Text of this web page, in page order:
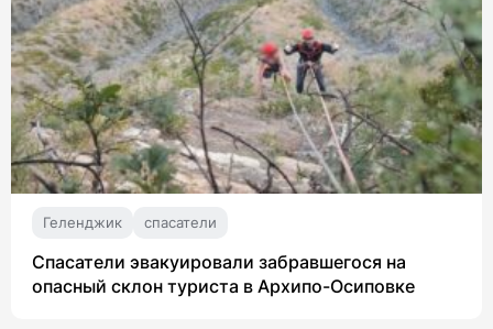
Геленджик спасатели
Спасатели эвакуировали забравшегося на
опасный склон туриста в Архипо-Осиповке